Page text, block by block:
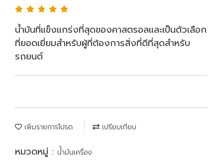
น้ำมันที่แข็งแกร่งที่สุดของคาสตรอลและเป็นตัวเลือก
ที่ยอดเยี่ยมสำหรับผู้ที่ต้องการสิ่งที่ดีที่สุดสำหรับ
รถยนต์
เพิ่มรายการโปรด เปรียบเทียบ
หมวดหมู่ : น้้ำมันเครื่อง